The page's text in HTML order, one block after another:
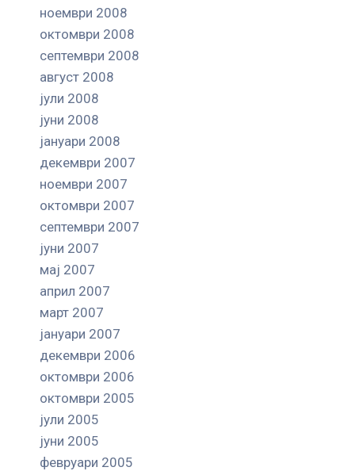
ноември 2008
октомври 2008
септември 2008
август 2008
јули 2008
јуни 2008
јануари 2008
декември 2007
ноември 2007
октомври 2007
септември 2007
јуни 2007
мај 2007
април 2007
март 2007
јануари 2007
декември 2006
октомври 2006
октомври 2005
јули 2005
јуни 2005
февруари 2005